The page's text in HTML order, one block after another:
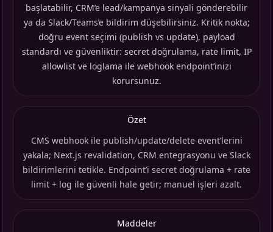
başlatabilir, CRM’e lead/kampanya sinyali gönderebilir
ya da Slack/Teams’e bildirim düşebilirsiniz. Kritik nokta;
doğru event seçimi (publish vs update), payload
standardı ve güvenliktir: secret doğrulama, rate limit, IP
allowlist ve loglama ile webhook endpoint’inizi
korursunuz.
Özet
CMS webhook ile publish/update/delete event’lerini
yakala; Next.js revalidation, CRM entegrasyonu ve Slack
bildirimlerini tetikle. Endpoint’i secret doğrulama + rate
limit + log ile güvenli hale getir; manuel işleri azalt.
Maddeler